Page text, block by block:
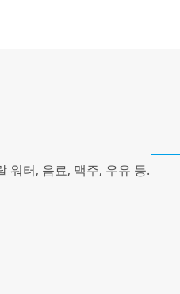
워터, 음료, 맥주, 우유 등.